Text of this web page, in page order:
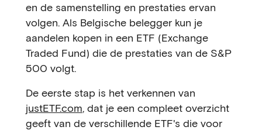
en de samenstelling en prestaties ervan
volgen. Als Belgische belegger kun je
aandelen kopen in een ETF (Exchange
Traded Fund) die de prestaties van de S&P
500 volgt.
De eerste stap is het verkennen van
justETF.com, dat je een compleet overzicht
geeft van de verschillende ETF's die voor